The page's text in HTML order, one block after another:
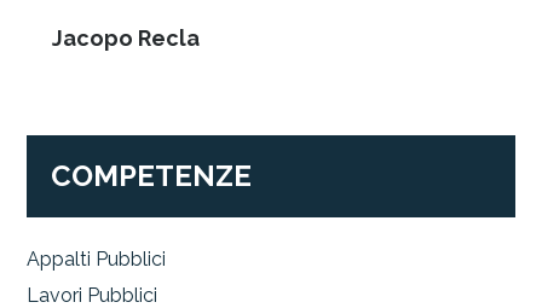
Jacopo Recla
COMPETENZE
Appalti Pubblici
Lavori Pubblici